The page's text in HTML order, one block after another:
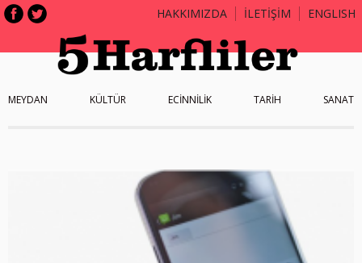
HAKKIMIZDA İLETİŞİM ENGLISH
MEYDAN KÜLTÜR ECİNNİLİK TARİH SANAT